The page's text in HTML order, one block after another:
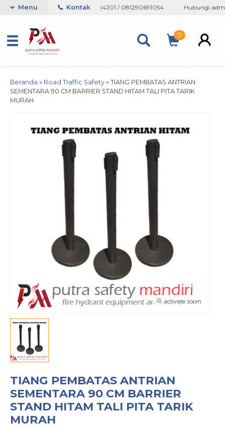
082133767508 / 081237364201 / 081290691054 Hubungi
Menu Kontak
0
Beranda » Road Traffic Safety » TIANG PEMBATAS ANTRIAN
SEMENTARA 90 CM BARRIER STAND HITAM TALI PITA TARIK
MURAH
activate zoom
TIANG PEMBATAS ANTRIAN
SEMENTARA 90 CM BARRIER
STAND HITAM TALI PITA TARIK
MURAH